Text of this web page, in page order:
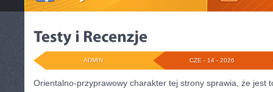
CZE - 14 - 2026
ADMIN
Orientalno-przyprawowy charakter tej strony sprawia, że jest